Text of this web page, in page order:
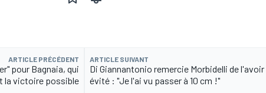
ARTICLE PRÉCÉDENT
pour Bagnaia, qui
la victoire possible
ARTICLE SUIVANT
Di Giannantonio remercie Morbidelli de l'avoir
évité : "Je l'ai vu passer à 10 cm !"